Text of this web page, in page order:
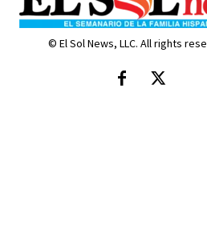
© El Sol News, LLC. All rights